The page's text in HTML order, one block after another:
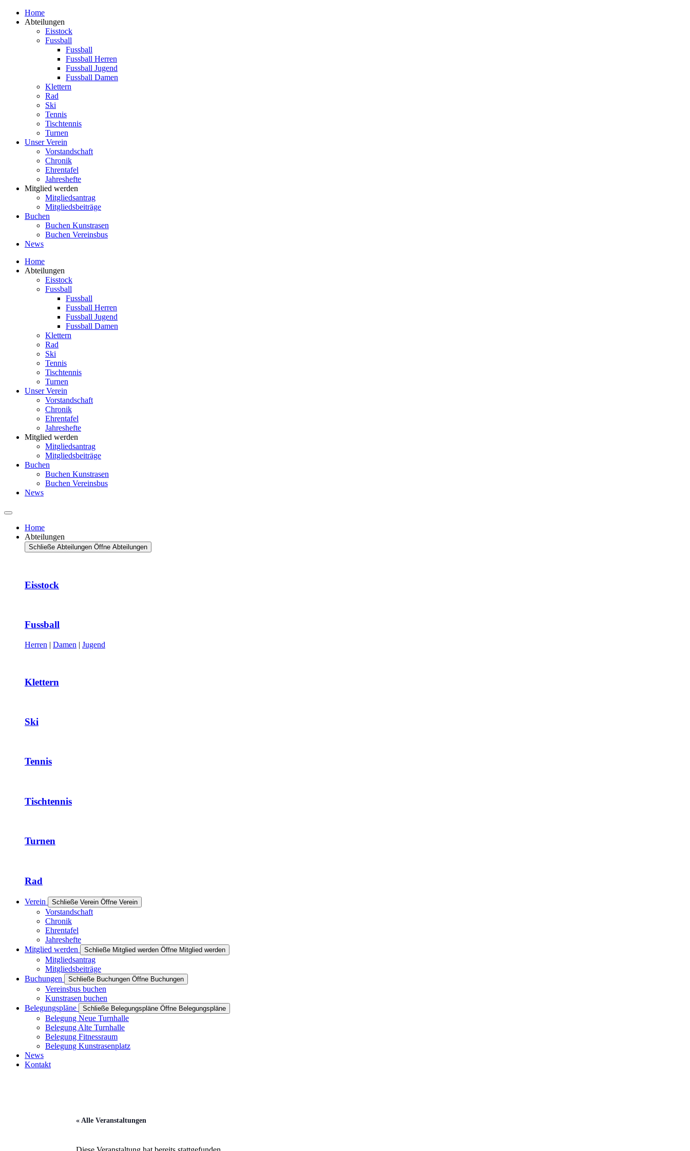
Zum
Inhalt
Home
Abteilungen
Eisstock
Fussball
Fussball
Fussball Herren
Fussball Jugend
Fussball Damen
Klettern
Rad
Ski
Tennis
Tischtennis
Turnen
Unser Verein
Vorstandschaft
Chronik
Ehrentafel
Jahreshefte
Mitglied werden
Mitgliedsantrag
Mitgliedsbeiträge
Buchen
Buchen Kunstrasen
Buchen Vereinsbus
News
Home
Abteilungen
Eisstock
Fussball
Fussball
Fussball Herren
Fussball Jugend
Fussball Damen
Klettern
Rad
Ski
Tennis
Tischtennis
Turnen
Unser Verein
Vorstandschaft
Chronik
Ehrentafel
Jahreshefte
Mitglied werden
Mitgliedsantrag
Mitgliedsbeiträge
Buchen
Buchen Kunstrasen
Buchen Vereinsbus
News
Home
Abteilungen
Schließe Abteilungen Öffne Abteilungen
Eisstock
Fussball
Herren | Damen | Jugend
Klettern
Ski
Tennis
Tischtennis
Turnen
Rad
Verein Schließe Verein Öffne Verein
Vorstandschaft
Chronik
Ehrentafel
Jahreshefte
Mitglied werden
Schließe Mitglied werden Öffne Mitglied werden
Mitgliedsantrag
Mitgliedsbeiträge
Buchungen
Schließe Buchungen Öffne Buchungen
Vereinsbus buchen
Kunstrasen buchen
Belegungspläne
Schließe Belegungspläne Öffne Belegungspläne
Belegung Neue Turnhalle
Belegung Alte Turnhalle
Belegung Fitnessraum
Belegung Kunstrasenplatz
News
Kontakt
« Alle Veranstaltungen